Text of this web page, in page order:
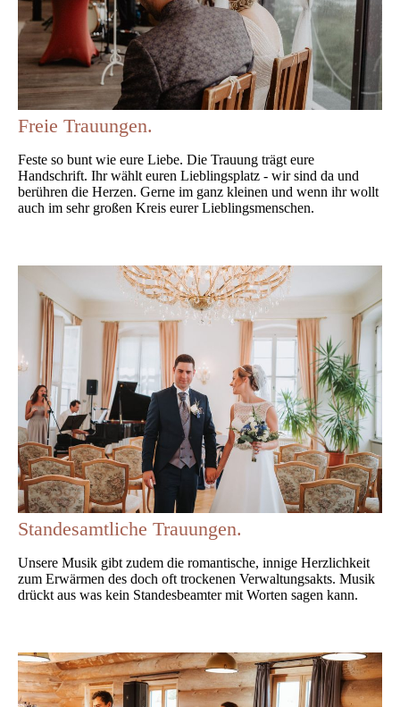
Freie Trauungen.
Feste so bunt wie eure Liebe. Die Trauung trägt eure
Handschrift. Ihr wählt euren Lieblingsplatz - wir sind da und
berühren die Herzen. Gerne im ganz kleinen und wenn ihr wollt
auch im sehr großen Kreis eurer Lieblingsmenschen.
Standesamtliche Trauungen.
Unsere Musik gibt zudem die romantische, innige Herzlichkeit
zum Erwärmen des doch oft trockenen Verwaltungsakts. Musik
drückt aus was kein Standesbeamter mit Worten sagen kann.